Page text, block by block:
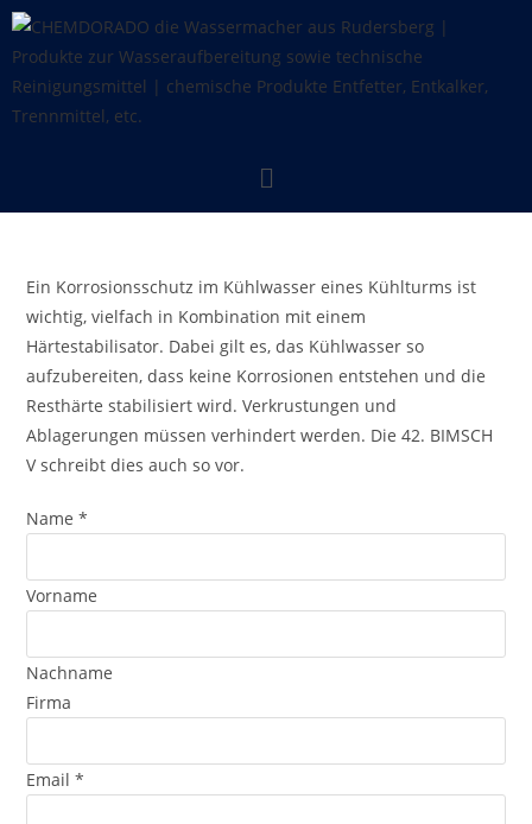
Ein Korrosionsschutz im Kühlwasser eines Kühlturms ist
wichtig, vielfach in Kombination mit einem
Härtestabilisator. Dabei gilt es, das Kühlwasser so
aufzubereiten, dass keine Korrosionen entstehen und die
Resthärte stabilisiert wird. Verkrustungen und
Ablagerungen müssen verhindert werden. Die 42. BIMSCH
V schreibt dies auch so vor.
Name*
Vorname
Nachname
Firma
Email*